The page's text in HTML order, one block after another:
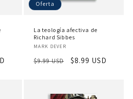
Oferta
La teología afectiva de
Richard Sibbes
Proveedor:
MARK DEVER
Precio
$9.99 USD
Precio
$8.99 USD